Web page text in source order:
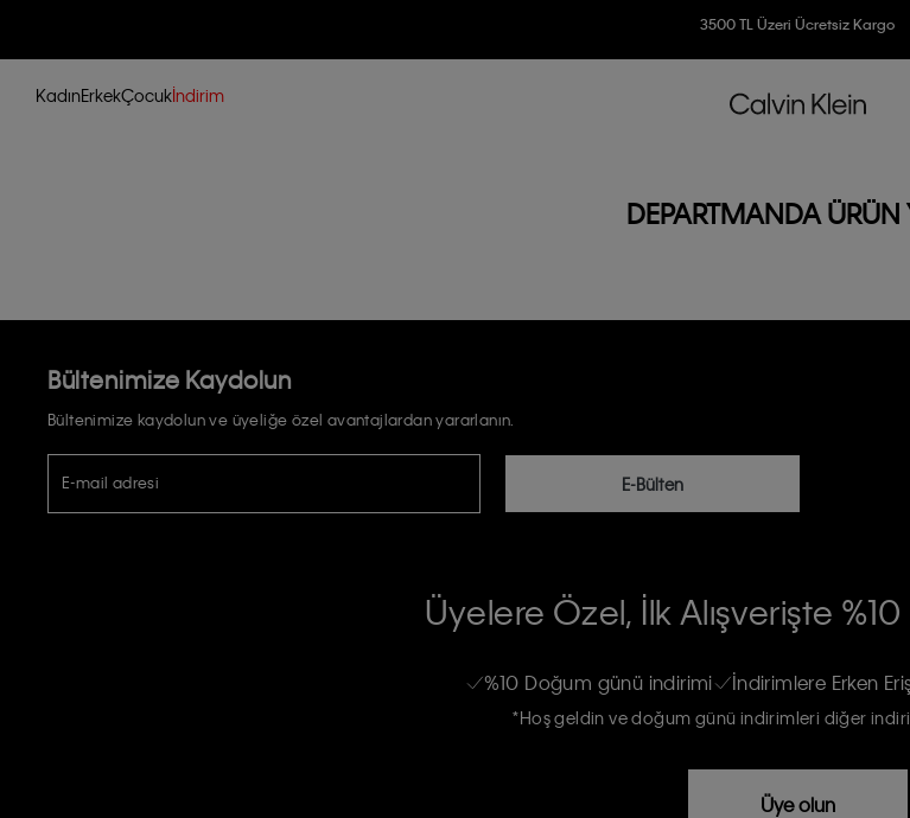
3500 TL Üzeri Ücretsiz Kargo
KadınErkekÇocukİndirim
DEPARTMANDA ÜRÜN
Bültenimize Kaydolun
Bültenimize kaydolun ve üyeliğe özel avantajlardan yararlanın.
E-mail adresi E-Bülten
Calvin Klein e-bültenine abone olarak, kişisel verilerimin Calvin Klein tarafına gönderileceğinin ve güncel ürün,
Üyelere Özel, İlk Alışverişte
%10 Doğum günü indirimi İndirimlere Erken
*Hoş geldin ve doğum günü indirimleri diğer
Üye olun